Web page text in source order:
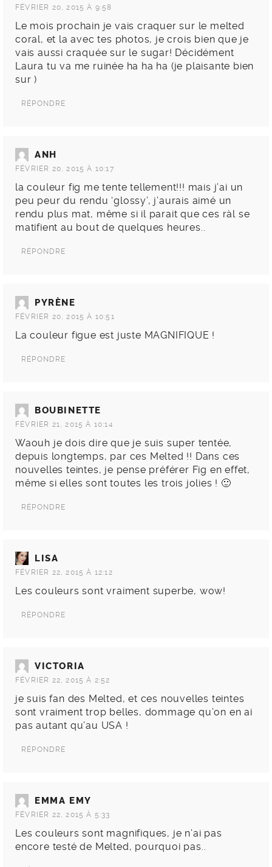
FÉVRIER 20, 2015 À 9:58
Le mois prochain je vais craquer sur le melted
coral, et la avec tes photos, je crois bien que je
vais aussi craquée sur le sugar! Décidément
Laura tu va me ruinée ha ha ha (je plaisante bien
sur )
RÉPONDRE
ANH
FÉVRIER 20, 2015 À 10:17
la couleur fig me tente tellement!!! mais j’ai un
peu peur du rendu ‘glossy’, j’aurais aimé un
rendu plus mat, même si il parait que ces ràl se
matifient au bout de quelques heures..
RÉPONDRE
PYRÈNE
FÉVRIER 20, 2015 À 10:51
La couleur figue est juste MAGNIFIQUE !
RÉPONDRE
BOUBINETTE
FÉVRIER 21, 2015 À 10:14
Waouh je dois dire que je suis super tentée,
depuis longtemps, par ces Melted !! Dans ces
nouvelles teintes, je pense préférer Fig en effet,
même si elles sont toutes les trois jolies ! 🙂
RÉPONDRE
LISA
FÉVRIER 22, 2015 À 12:12
Les couleurs sont vraiment superbe, wow!
RÉPONDRE
VICTORIA
FÉVRIER 22, 2015 À 2:52
je suis fan des Melted, et ces nouvelles teintes
sont vraiment trop belles, dommage qu’on en ai
pas autant qu’au USA !
RÉPONDRE
EMMA EMY
FÉVRIER 22, 2015 À 5:33
Les couleurs sont magnifiques, je n’ai pas
encore testé de Melted, pourquoi pas..